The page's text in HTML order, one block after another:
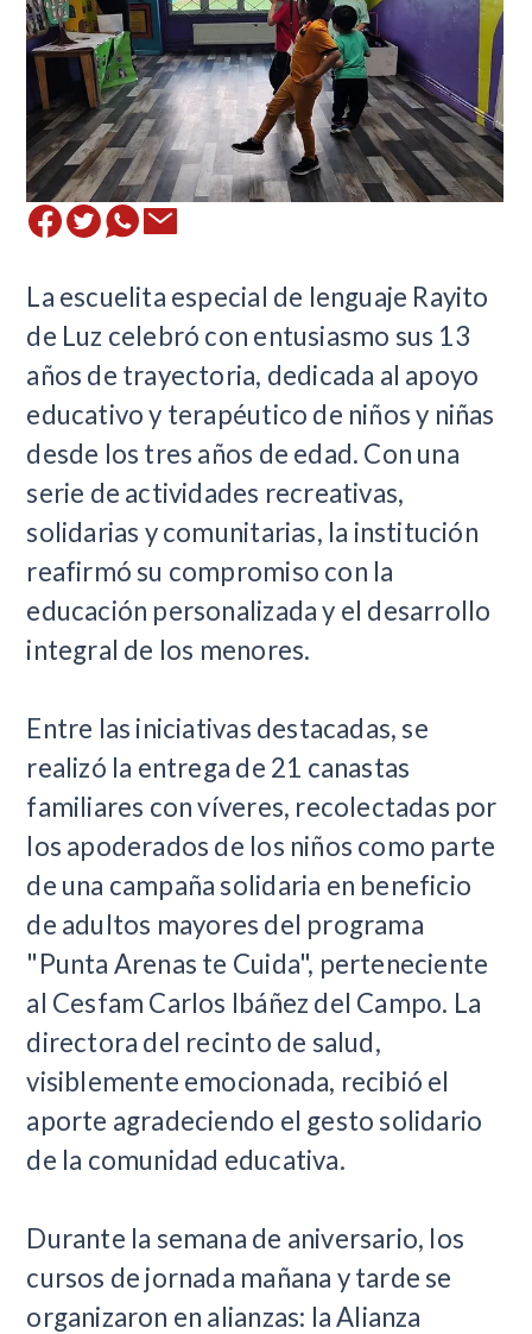
La escuelita especial de lenguaje Rayito
de Luz celebró con entusiasmo sus 13
años de trayectoria, dedicada al apoyo
educativo y terapéutico de niños y niñas
desde los tres años de edad. Con una
serie de actividades recreativas,
solidarias y comunitarias, la institución
reafirmó su compromiso con la
educación personalizada y el desarrollo
integral de los menores.
Entre las iniciativas destacadas, se
realizó la entrega de 21 canastas
familiares con víveres, recolectadas por
los apoderados de los niños como parte
de una campaña solidaria en beneficio
de adultos mayores del programa
"Punta Arenas te Cuida", perteneciente
al Cesfam Carlos Ibáñez del Campo. La
directora del recinto de salud,
visiblemente emocionada, recibió el
aporte agradeciendo el gesto solidario
de la comunidad educativa.
Durante la semana de aniversario, los
cursos de jornada mañana y tarde se
organizaron en alianzas: la Alianza